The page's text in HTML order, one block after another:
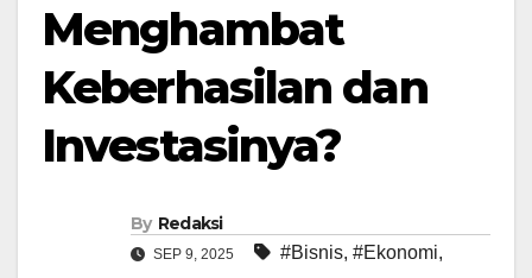
Menghambat
Keberhasilan dan
Investasinya?
By Redaksi
SEP 9, 2025 #Bisnis, #Ekonomi,